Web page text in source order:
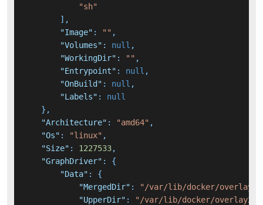
"sh"
] ,
"Image" : "" ,
"Volumes" : null ,
"WorkingDir" : "" ,
"Entrypoint" : null ,
"OnBuild" : null ,
"Labels" :
null
} ,
"Architecture" : "amd64" ,
"Os" : "linux" ,
"Size" : 1227533,
"GraphDriver" :
{
"Data" :
{
"MergedDir" :
"/var/lib/docker/overlay2/
"UpperDir" :
"/var/lib/docker/overlay2/